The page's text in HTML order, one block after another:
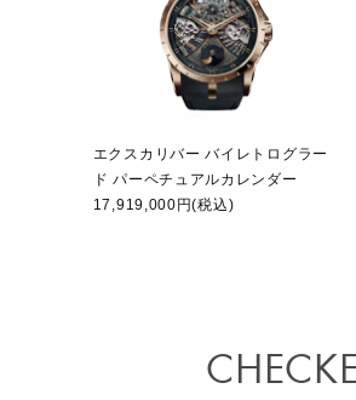
エクスカリバー バイレトログラー
ド パーペチュアルカレンダー
17,919,000円(税込)